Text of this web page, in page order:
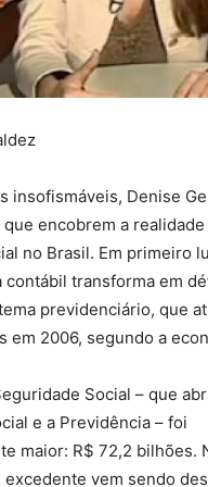
insofismáveis, Denise
encobrem a realidade
no Brasil. Em primeiro
contábil transforma em
previdenciário, que
em 2006, segundo a
Social – que
e a Previdência – foi
maior: R$ 72,2 bilhões.
vem sendo